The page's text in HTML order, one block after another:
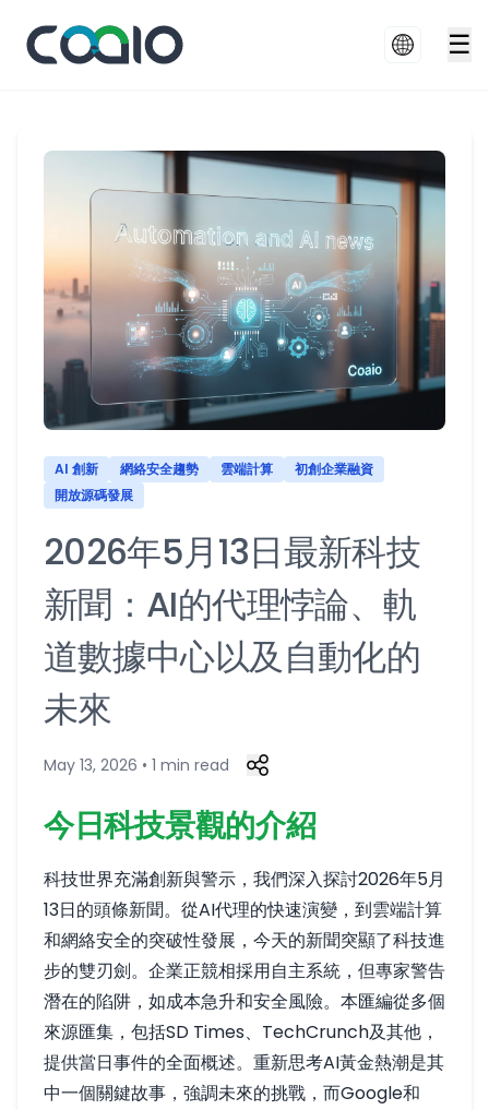
☰
AI 創新 網絡安全趨勢 雲端計算
初創企業融資
開放源碼發展
2026年5月13日最新科技
新聞：AI的代理悖論、軌
道數據中心以及自動化的
未來
May 13, 2026 • 1 min read
今日科技景觀的介紹
科技世界充滿創新與警示，我們深入探討2026年5月
13日的頭條新聞。從AI代理的快速演變，到雲端計算
和網絡安全的突破性發展，今天的新聞突顯了科技進
步的雙刃劍。企業正競相採用自主系統，但專家警告
潛在的陷阱，如成本急升和安全風險。本匯編從多個
來源匯集，包括SD Times、TechCrunch及其他，
提供當日事件的全面概述。 重新思考AI黃金熱潮是其
中一個關鍵故事，強調未來的挑戰，而Google和